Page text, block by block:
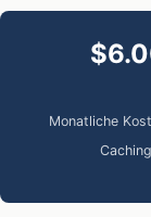
Monatliche